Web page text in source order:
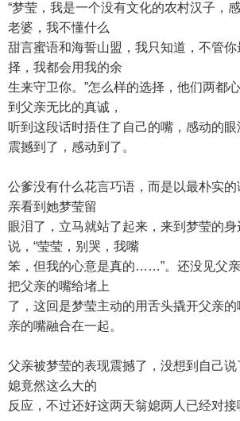
“梦莹，我是一个没有文化的农村汉子，
老婆，我不懂什么
甜言蜜语和海誓山盟，我只知道，不管
择，我都会用我的余
生来守卫你。”怎么样的选择，他们两都
到父亲无比的真诚，
听到这段话时捂住了自己的嘴，感动的
震撼到了，感动到了。
公爹没有什么花言巧语，而是以最朴实
亲看到她梦莹留
眼泪了，立马就站了起来，来到梦莹的
说，“莹莹，别哭，我嘴
笨，但我的心意是真的……”。还没见父
把父亲的嘴给堵上
了，这回是梦莹主动的用舌头撬开父亲
亲的嘴融合在一起。
父亲被梦莹的表现震撼了，没想到自己
媳竟然这么大的
反应，不过还好这两天翁媳两人已经对接